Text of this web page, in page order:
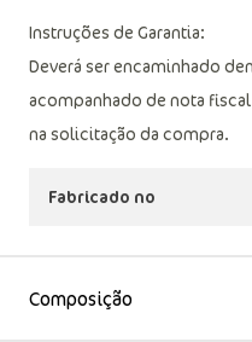
Instruções de Garantia:
Deverá ser encaminhado
acompanhado de nota
na solicitação da compra.
Fabricado no
Composição